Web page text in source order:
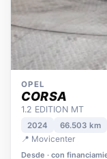
OPEL
CORSA
1.2 EDITION MT
2024 66.503 km
📍 Movicenter